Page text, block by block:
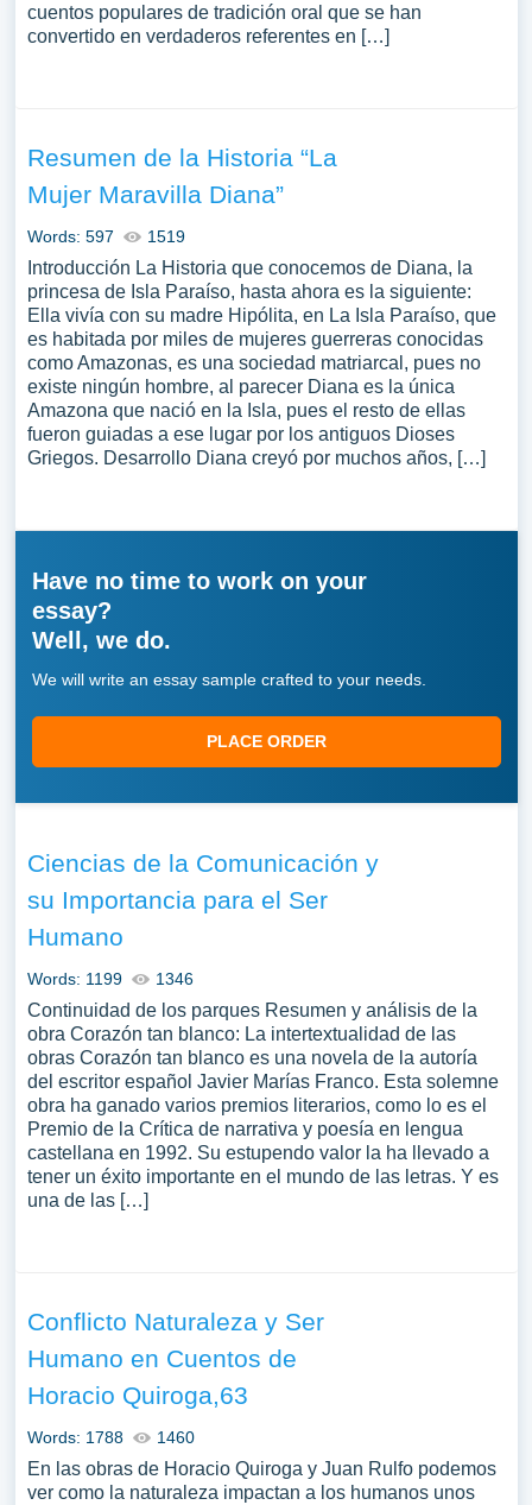
cuentos populares de tradición oral que se han
convertido en verdaderos referentes en […]
Resumen de la Historia “La
Mujer Maravilla Diana”
Words: 597 1519
Introducción La Historia que conocemos de Diana, la
princesa de Isla Paraíso, hasta ahora es la siguiente:
Ella vivía con su madre Hipólita, en La Isla Paraíso, que
es habitada por miles de mujeres guerreras conocidas
como Amazonas, es una sociedad matriarcal, pues no
existe ningún hombre, al parecer Diana es la única
Amazona que nació en la Isla, pues el resto de ellas
fueron guiadas a ese lugar por los antiguos Dioses
Griegos. Desarrollo Diana creyó por muchos años, […]
Have no time to work on your
essay?
Well, we do.
We will write an essay sample crafted to your needs.
PLACE ORDER
Ciencias de la Comunicación y
su Importancia para el Ser
Humano
Words: 1199 1346
Continuidad de los parques Resumen y análisis de la
obra Corazón tan blanco: La intertextualidad de las
obras Corazón tan blanco es una novela de la autoría
del escritor español Javier Marías Franco. Esta solemne
obra ha ganado varios premios literarios, como lo es el
Premio de la Crítica de narrativa y poesía en lengua
castellana en 1992. Su estupendo valor la ha llevado a
tener un éxito importante en el mundo de las letras. Y es
una de las […]
Conflicto Naturaleza y Ser
Humano en Cuentos de
Horacio Quiroga,63
Words: 1788 1460
En las obras de Horacio Quiroga y Juan Rulfo podemos
ver como la naturaleza impactan a los humanos unos